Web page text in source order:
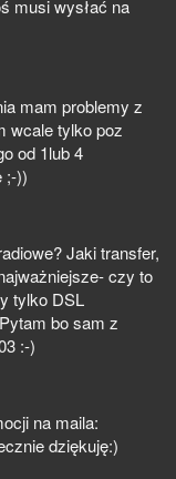
musi wysłać na
mam problemy z
wcale tylko poz
od 1lub 4
;-))
Jaki transfer,
czy to
tylko DSL
bo sam z
:-)
na maila:
dziękuję:)